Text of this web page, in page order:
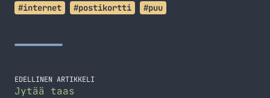
#internet #postikortti #puu
EDELLINEN ARTIKKELI
Jytää taas